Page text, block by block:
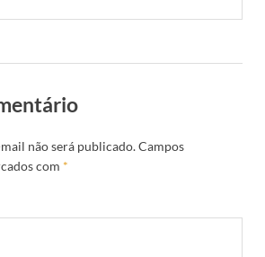
não será publicado.Campos
com *